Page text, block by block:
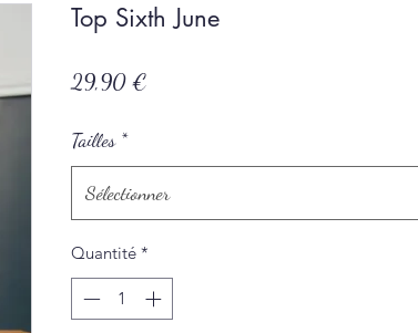
Top Sixth June
29,90 €
Tailles *
Sélectionner
Quantité *